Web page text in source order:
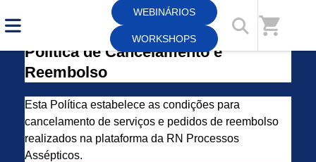
WEBINÁRIOS
WORKSHOPS
shopping_cart
Política de Cancelamento e
Reembolso
Esta Política estabelece as condições para
cancelamento de serviços e pedidos de reembolso
realizados na plataforma da RN Processos
Assépticos.